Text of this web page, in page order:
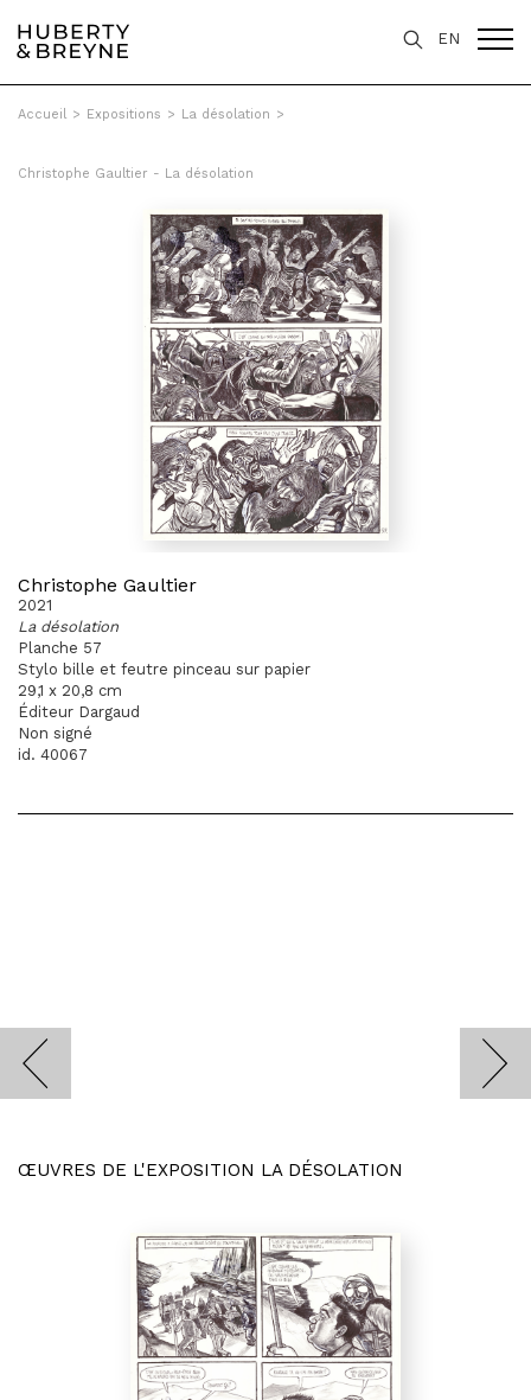
EN
Accueil > Expositions > La désolation >
Christophe Gaultier - La désolation
Christophe Gaultier
2021
La désolation
Planche 57
Stylo bille et feutre pinceau sur papier
29,1 x 20,8 cm
Éditeur Dargaud
Non signé
id. 40067
ŒUVRES DE L'EXPOSITION LA DÉSOLATION